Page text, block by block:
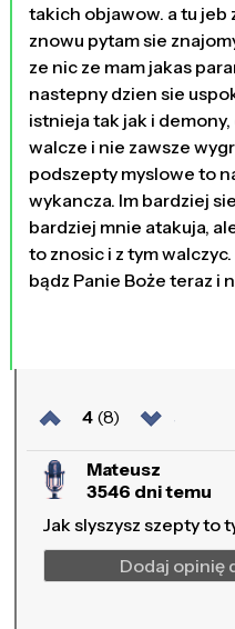
takich objawow. a tu jeb
znowu pytam sie
ze nic ze mam jakas
nastepny dzien sie
istnieja tak jak i
walcze i nie zawsze
podszepty myslowe to
wykancza. Im bardziej
bardziej mnie atakuja,
to znosic i z tym walczyc.
bądz Panie Boże teraz i
4(8)
Mateusz
3546 dni temu
Jak slyszysz szepty to
Dodaj opinię